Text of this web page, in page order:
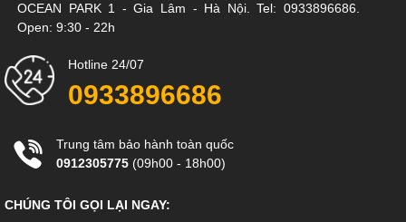
OCEAN PARK 1 - Gia Lâm - Hà Nội. Tel: 0933896686.
Open: 9:30 - 22h
Hotline 24/07
0933896686
Trung tâm bảo hành toàn quốc
0912305775 (09h00 - 18h00)
CHÚNG TÔI GỌI LẠI NGAY: